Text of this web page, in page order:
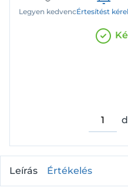
Legyen kedvencÉrtesítést
Leírás Értékelés